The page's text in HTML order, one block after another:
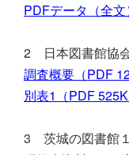
PDFデータ（全
2 日本図書館協
調査概要（PDF
別表1（PDF
3 茨城の図書館